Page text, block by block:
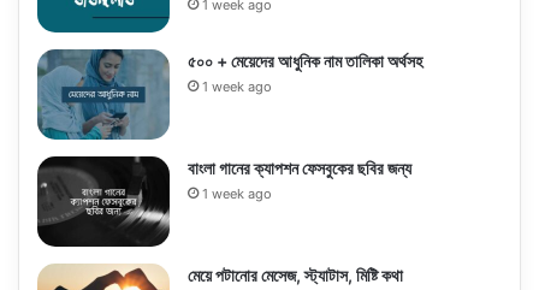
1 week ago
৫০০ + মেয়েদের আধুনিক নাম তালিকা অর্থসহ
1 week ago
বাংলা গানের ক্যাপশন ফেসবুকের ছবির জন্য
1 week ago
মেয়ে পটানোর মেসেজ, স্ট্যাটাস, মিষ্টি কথা